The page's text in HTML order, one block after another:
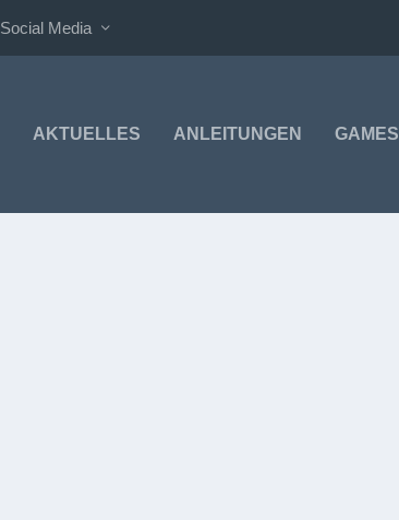
Social Media
AKTUELLES ANLEITUNGEN GAMES